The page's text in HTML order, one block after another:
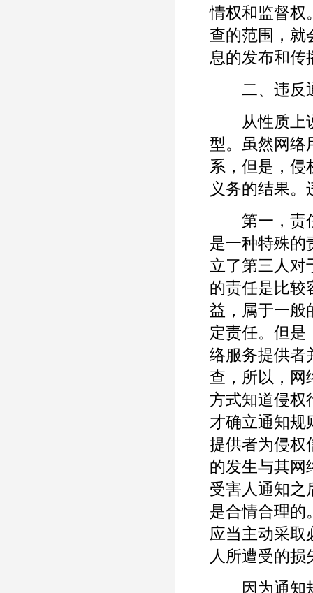
情权和监督权
查的范围，就
息的发布和传
二、违反
从性质上说
型。虽然网络
系，但是，侵
义务的结果
第一，责任
是一种特殊的
立了第三人对
的责任是比较
益，属于一般
定责任。但是
络服务提供者
查，所以，网
方式知道侵权
才确立通知规
提供者为侵权
的发生与其网
受害人通知之
是合情合理的
应当主动采取
人所遭受的
因为通知规